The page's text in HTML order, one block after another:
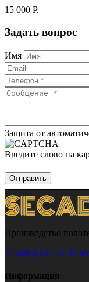
15 000 Р.
Задать вопрос
Имя
Защита от
Введите слово на
Отправить
Производство
+7 (495) 142 72-32
Информация